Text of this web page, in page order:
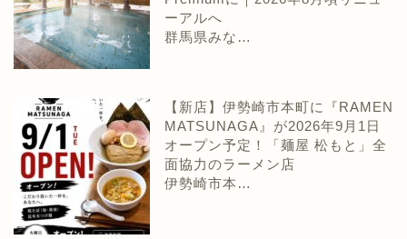
ーアルへ
群馬県みな…
【新店】伊勢崎市本町に『RAMEN
MATSUNAGA』が2026年9月1日
オープン予定！「麺屋 松もと」全
面協力のラーメン店
伊勢崎市本…